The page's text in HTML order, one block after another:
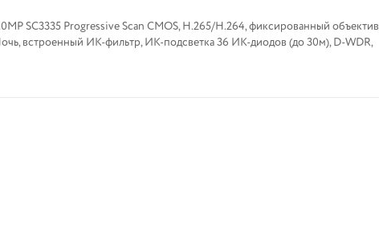
SC3335 Progressive Scan CMOS, H.265/H.264, фиксированный объектив
встроенный ИК-фильтр, ИК-подсветка 36 ИК-диодов (до 30м), D-WDR,